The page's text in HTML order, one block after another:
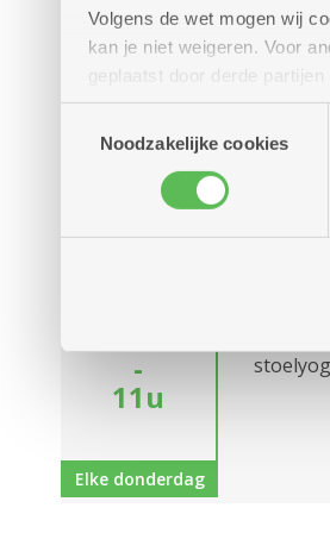
Volgens de wet mogen wij
kan je niet weigeren. Voor
geplaatst door derde
(geanonimiseerd) gebruik
combineren met andere
Noodzakelijke cookies
-
17u
Kom
donderdag
-
11u
Elke donderdag